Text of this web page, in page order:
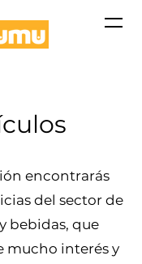
encontrarás
del sector de
bebidas, que
mucho interés y